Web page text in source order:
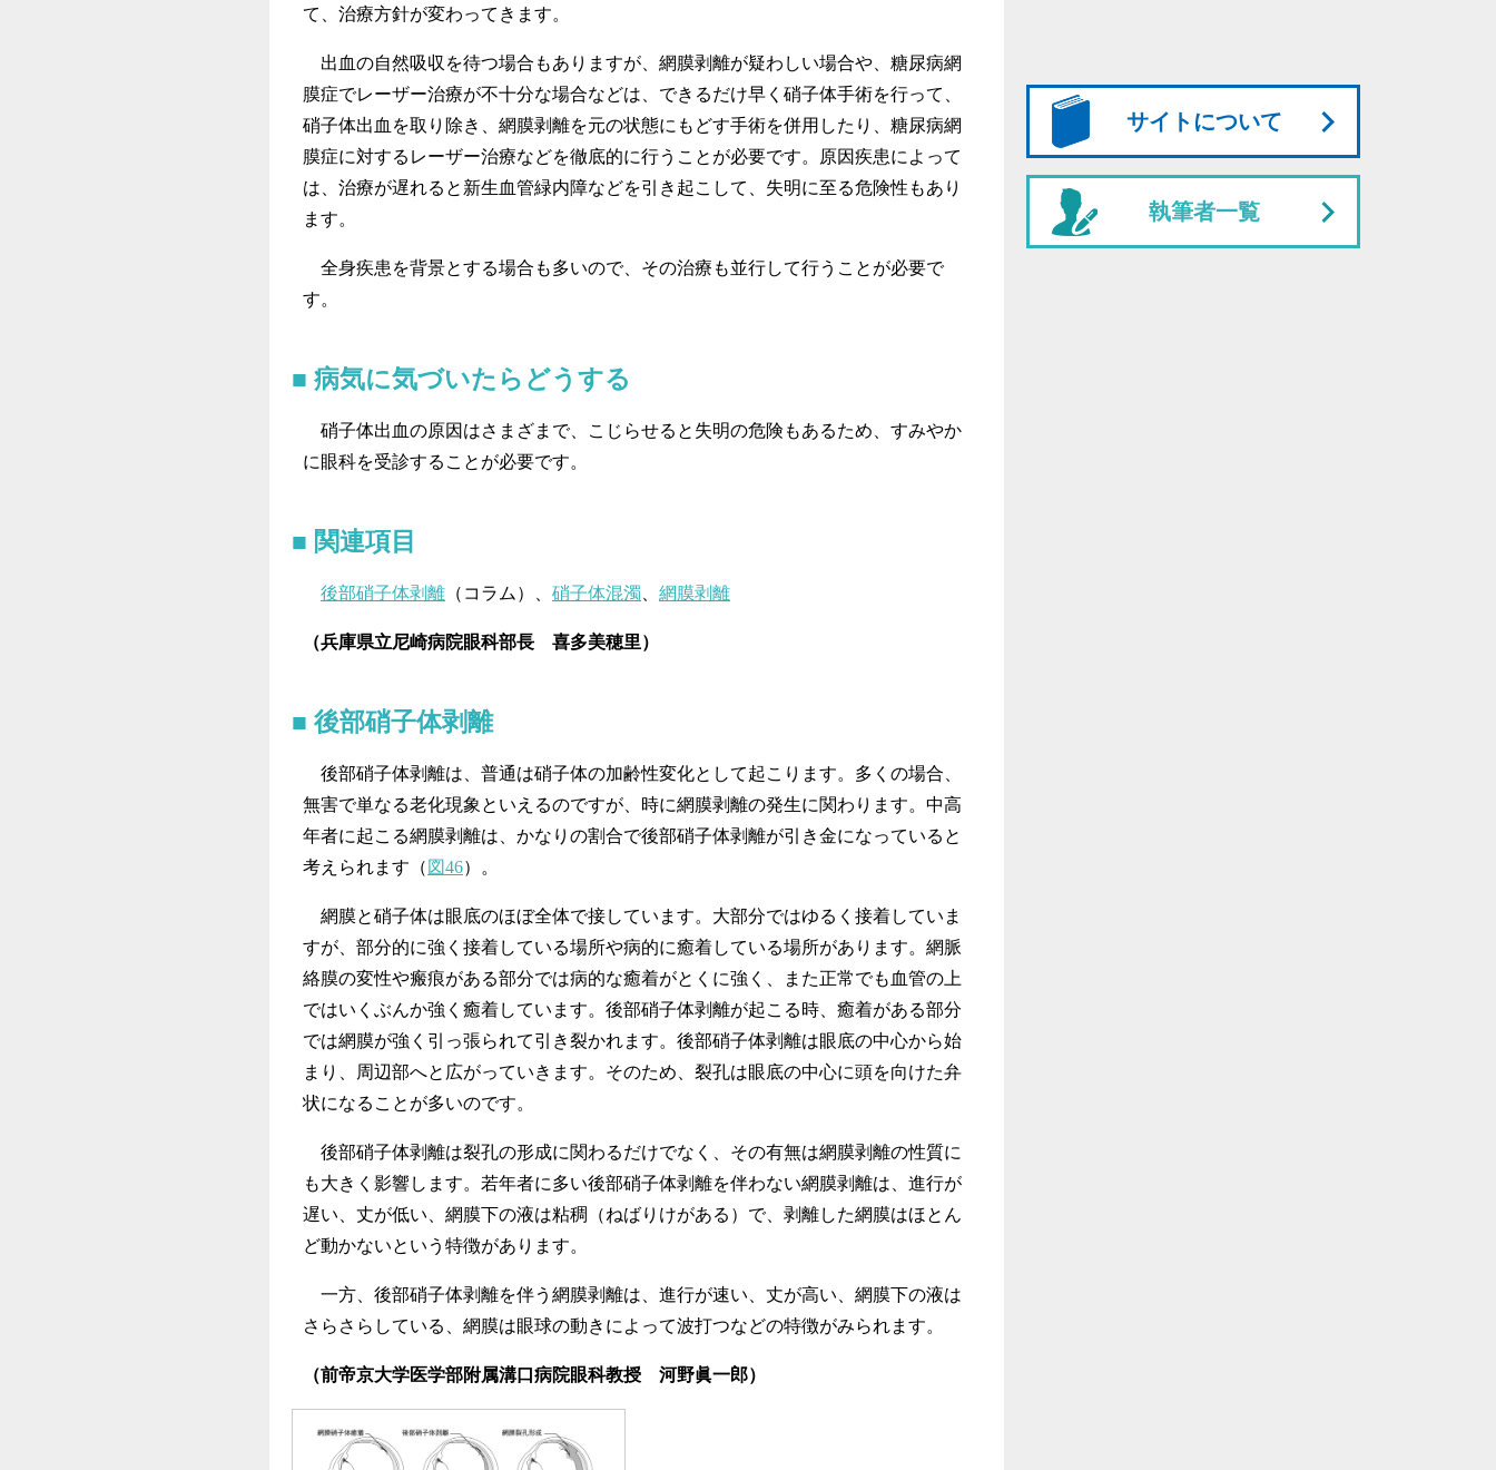
て、治療方針が変わってきます。
出血の自然吸収を待つ場合もありますが、網膜剥離が疑わしい場合や、糖尿病網
膜症でレーザー治療が不十分な場合などは、できるだけ早く硝子体手術を行って、
硝子体出血を取り除き、網膜剥離を元の状態にもどす手術を併用したり、糖尿病網
膜症に対するレーザー治療などを徹底的に行うことが必要です。原因疾患によって
は、治療が遅れると新生血管緑内障などを引き起こして、失明に至る危険性もあり
ます。
全身疾患を背景とする場合も多いので、その治療も並行して行うことが必要で
す。
病気に気づいたらどうする
硝子体出血の原因はさまざまで、こじらせると失明の危険もあるため、すみやか
に眼科を受診することが必要です。
関連項目
後部硝子体剥離 （コラム）、 硝子体混濁 網膜剥離
（兵庫県立尼崎病院眼科部長 喜多美穂里）
後部硝子体剥離
後部硝子体剥離は、普通は硝子体の加齢性変化として起こります。多くの場合、
無害で単なる老化現象といえるのですが、時に網膜剥離の発生に関わります。中高
年者に起こる網膜剥離は、かなりの割合で後部硝子体剥離が引き金になっていると
考えられます（ 図46）。
網膜と硝子体は眼底のほぼ全体で接しています。大部分ではゆるく接着していま
すが、部分的に強く接着している場所や病的に癒着している場所があります。網脈
絡膜の変性や瘢痕がある部分では病的な癒着がとくに強く、また正常でも血管の上
ではいくぶんか強く癒着しています。後部硝子体剥離が起こる時、癒着がある部分
では網膜が強く引っ張られて引き裂かれます。後部硝子体剥離は眼底の中心から始
まり、周辺部へと広がっていきます。そのため、裂孔は眼底の中心に頭を向けた弁
状になることが多いのです。
後部硝子体剥離は裂孔の形成に関わるだけでなく、その有無は網膜剥離の性質に
も大きく影響します。若年者に多い後部硝子体剥離を伴わない網膜剥離は、進行が
遅い、丈が低い、網膜下の液は粘稠（ねばりけがある）で、剥離した網膜はほとん
ど動かないという特徴があります。
一方、後部硝子体剥離を伴う網膜剥離は、進行が速い、丈が高い、網膜下の液は
さらさらしている、網膜は眼球の動きによって波打つなどの特徴がみられます。
（前帝京大学医学部附属溝口病院眼科教授 河野眞一郎）
サイトについて
執筆者一覧